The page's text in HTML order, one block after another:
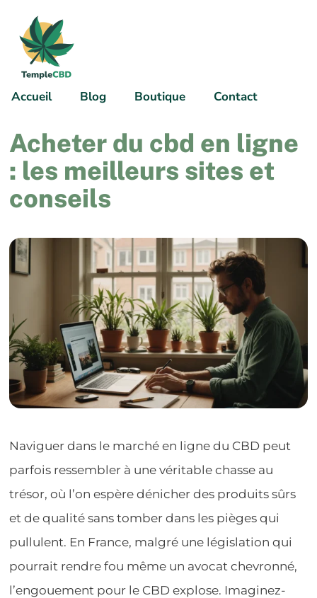
Accueil Blog Boutique Contact
Acheter du cbd en ligne
: les meilleurs sites et
conseils
Naviguer dans le marché en ligne du CBD peut
parfois ressembler à une véritable chasse au
trésor, où l’on espère dénicher des produits sûrs
et de qualité sans tomber dans les pièges qui
pullulent. En France, malgré une législation qui
pourrait rendre fou même un avocat chevronné,
l’engouement pour le CBD explose. Imaginez-